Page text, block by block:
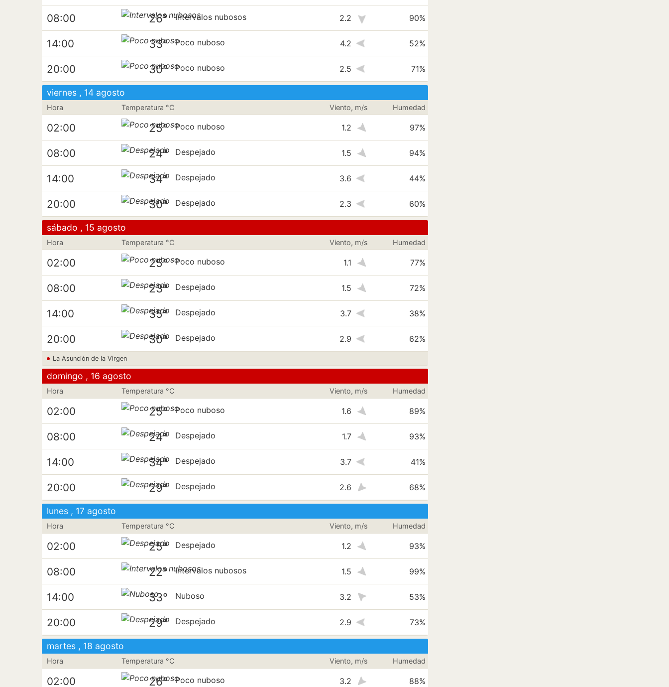
08:00 26° Intervalos nubosos 2.2 90%
14:00 33° Poco nuboso 4.2 52%
20:00 30° Poco nuboso 2.5 71%
viernes , 14 agosto
Hora Temperatura °C Viento, m/s Humedad
02:00 25° Poco nuboso 1.2 97%
08:00 24° Despejado 1.5 94%
14:00 34° Despejado 3.6 44%
20:00 30° Despejado 2.3 60%
sábado , 15 agosto
Hora Temperatura °C Viento, m/s Humedad
02:00 25° Poco nuboso 1.1 77%
08:00 23° Despejado 1.5 72%
14:00 35° Despejado 3.7 38%
20:00 30° Despejado 2.9 62%
La Asunción de la Virgen
domingo , 16 agosto
Hora Temperatura °C Viento, m/s Humedad
02:00 25° Poco nuboso 1.6 89%
08:00 24° Despejado 1.7 93%
14:00 34° Despejado 3.7 41%
20:00 29° Despejado 2.6 68%
lunes , 17 agosto
Hora Temperatura °C Viento, m/s Humedad
02:00 25° Despejado 1.2 93%
08:00 22° Intervalos nubosos 1.5 99%
14:00 33° Nuboso 3.2 53%
20:00 29° Despejado 2.9 73%
martes , 18 agosto
Hora Temperatura °C Viento, m/s Humedad
02:00 26° Poco nuboso 3.2 88%